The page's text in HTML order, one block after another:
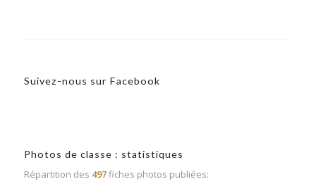
Suivez-nous sur Facebook
Photos de classe : statistiques
Répartition des 497fiches photos publiées: